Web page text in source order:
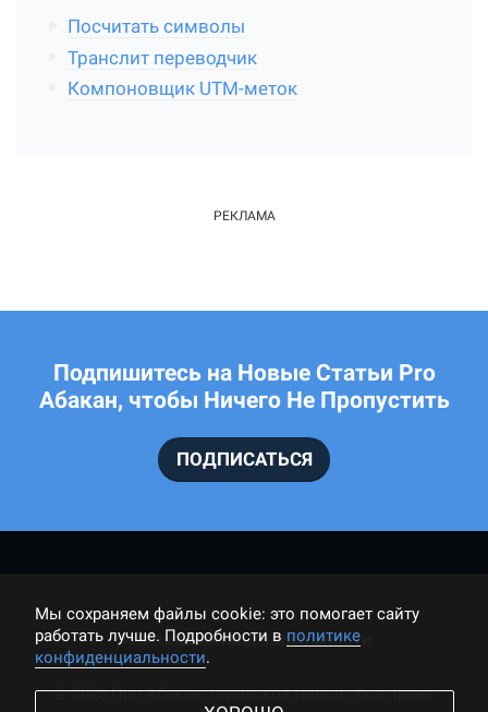
Посчитать символы
Транслит переводчик
Компоновщик UTM-меток
Подпишитесь на Новые Статьи Pro
Абакан, чтобы Ничего Не Пропустить
ПОДПИСАТЬСЯ
ПОЛИТИКА КОНФИДЕНЦИАЛЬНОСТИ
© 2026 Про Абакан: городской портал, Все права
Мы cохраняем файлы cookie: это помогает сайту
работать лучше. Подробности в политике
конфиденциальности.